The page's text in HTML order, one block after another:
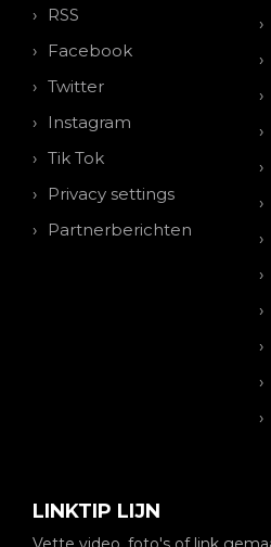
RSS
Facebook
Twitter
Instagram
Tik Tok
Privacy settings
Partnerberichten
LINKTIP LIJN